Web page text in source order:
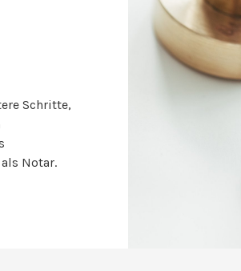
Schritte,
Notar.